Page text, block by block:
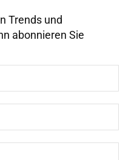
Trends und
abonnieren Sie